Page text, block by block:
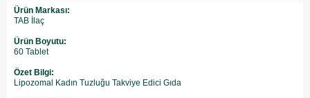
Ürün Markası:
TAB İlaç
Ürün Boyutu:
60 Tablet
Özet Bilgi:
Lipozomal Kadın Tuzluğu Takviye Edici Gıda